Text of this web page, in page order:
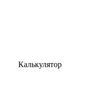
Калькулятор